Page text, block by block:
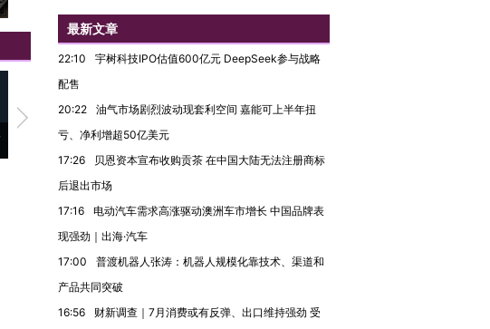
【推广】走进第四届链博
会，让数智科技“链”接产
【特别呈现】寻找100种
【商旅对话】华住集团
最新文章
22:10
宇树科技IPO估值600亿元 DeepSeek参与战略
配售
20:22
油气市场剧烈波动现套利空间 嘉能可上半年扭
亏、净利增超50亿美元
17:26
贝恩资本宣布收购贡茶 在中国大陆无法注册商标
后退出市场
17:16
电动汽车需求高涨驱动澳洲车市增长 中国品牌表
现强劲｜出海·汽车
17:00
普渡机器人张涛：机器人规模化靠技术、渠道和
产品共同突破
16:56
财新调查｜7月消费或有反弹、出口维持强劲 受